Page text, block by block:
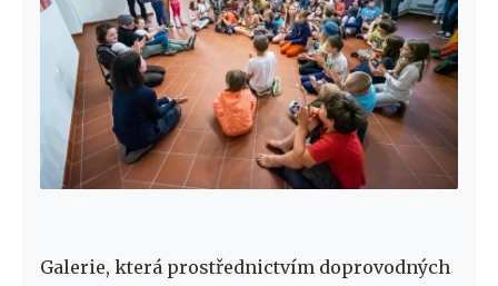
Galerie, která prostřednictvím doprovodných